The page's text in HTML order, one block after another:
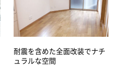
耐震を含めた全面改装でナチ
ュラルな空間